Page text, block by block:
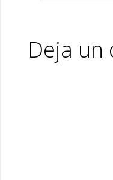
Deja un